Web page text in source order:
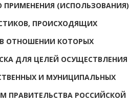
(ИСПОЛЬЗОВАНИЯ)
ПРОИСХОДЯЩИХ
ОТНОШЕНИИ КОТОРЫХ
ДЛЯ ЦЕЛЕЙ ОСУЩЕСТВЛЕНИЯ
И МУНИЦИПАЛЬНЫХ
ПРАВИТЕЛЬСТВА РОССИЙСКОЙ